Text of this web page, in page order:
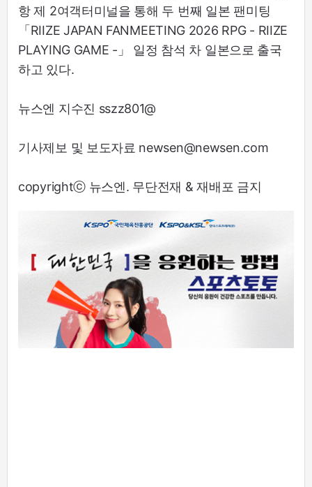
항 제 2여객터미널을 통해 두 번째 일본 팬미팅
「RIIZE JAPAN FANMEETING 2026 RPG - RIIZE
PLAYING GAME -」 일정 참석 차 일본으로 출국
하고 있다.
뉴스엔 지수진 sszz801@
기사제보 및 보도자료 newsen@newsen.com
copyrightⓒ 뉴스엔. 무단전재 & 재배포 금지